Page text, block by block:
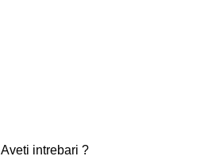
Aveti intrebari ?